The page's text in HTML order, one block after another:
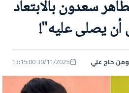
سعدون بالابتعاد
يصلى عليه"!
حاج علي 30/11/2025 13:15:00